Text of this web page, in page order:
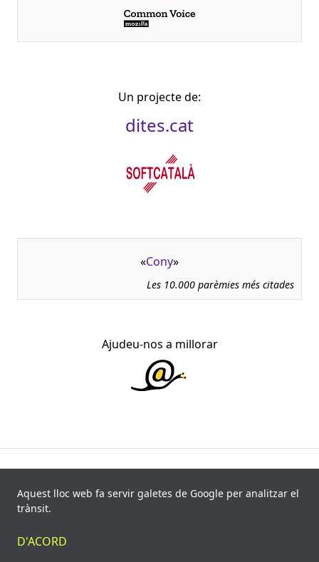
Un projecte de:
dites.cat
«Cony»
Les 10.000 parèmies més citades
Ajudeu-nos a millorar
recollides de 840 fonts i 8.113 informants. Última
Aquest lloc web fa servir galetes de Google per analitzar el
trànsit.
D'ACORD